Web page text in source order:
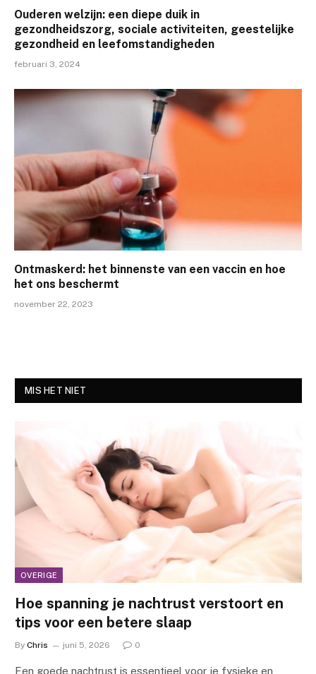
Ouderen welzijn: een diepe duik in
gezondheidszorg, sociale activiteiten, geestelijke
gezondheid en leefomstandigheden
februari 3, 2024
Ontmaskerd: het binnenste van een vaccin en hoe
het ons beschermt
november 22, 2023
MIS HET NIET
OVERIGE
Hoe spanning je nachtrust verstoort en
tips voor een betere slaap
By Chris juni 5, 2026 0
Een goede nachtrust is essentieel voor je fysieke en